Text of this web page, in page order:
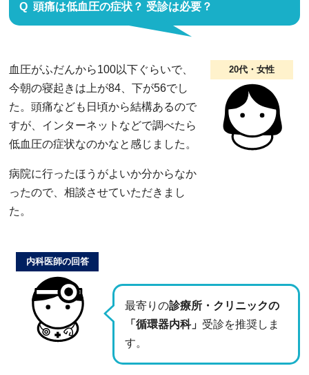
頭痛は低血圧の症状？ 受診は必要？
20代・女性
血圧がふだんから100以下ぐらいで、
今朝の寝起きは上が84、下が56でし
た。頭痛なども日頃から結構あるので
すが、インターネットなどで調べたら
低血圧の症状なのかなと感じました。
病院に行ったほうがよいか分からなか
ったので、相談させていただきまし
た。
最寄りの診療所・クリニックの
「循環器内科」 受診を推奨しま
す。
内科医師の回答